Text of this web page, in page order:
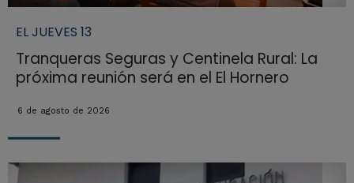
EL JUEVES 13
Tranqueras Seguras y Centinela Rural: La
próxima reunión será en el El Hornero
6 de agosto de 2026